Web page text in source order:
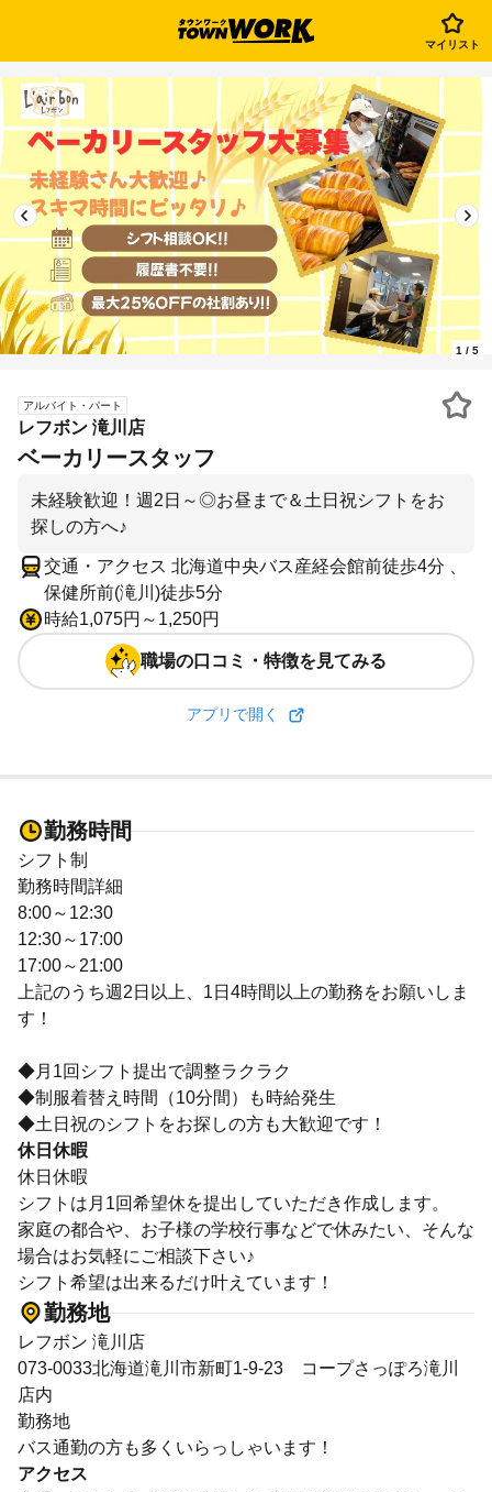
マイリスト
1 / 5
アルバイト・パート
レフボン 滝川店
ベーカリースタッフ
未経験歓迎！週2日～◎お昼まで＆土日祝シフトをお
探しの方へ♪
交通・アクセス 北海道中央バス産経会館前徒歩4分 、
保健所前(滝川)徒歩5分
時給1,075円～1,250円
職場の口コミ・特徴を見てみる
アプリで開く
勤務時間
シフト制
勤務時間詳細
8:00～12:30
12:30～17:00
17:00～21:00
上記のうち週2日以上、1日4時間以上の勤務をお願いしま
す！
◆月1回シフト提出で調整ラクラク
◆制服着替え時間（10分間）も時給発生
◆土日祝のシフトをお探しの方も大歓迎です！
休日休暇
休日休暇
シフトは月1回希望休を提出していただき作成します。
家庭の都合や、お子様の学校行事などで休みたい、そんな
場合はお気軽にご相談下さい♪
シフト希望は出来るだけ叶えています！
勤務地
レフボン 滝川店
073-0033北海道滝川市新町1-9-23 コープさっぽろ滝川
店内
勤務地
バス通勤の方も多くいらっしゃいます！
アクセス